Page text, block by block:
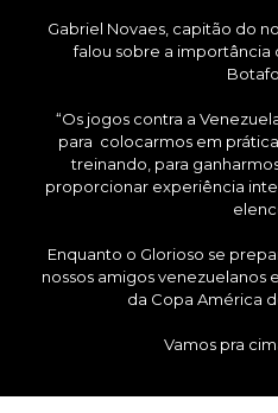
Gabriel Novaes, capitão do
falou sobre a importância
“Os jogos contra a
para colocarmos em
treinando, para
proporcionar experiência
Enquanto o Glorioso se
nossos amigos venezuelanos
da Copa América
Vamos pra